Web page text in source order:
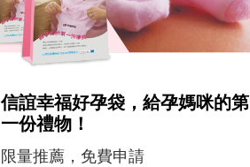
信誼幸福好孕袋，給孕媽咪的第
一份禮物！
限量推薦，免費申請